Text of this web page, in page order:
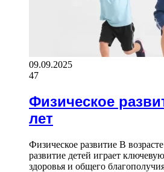
09.09.2025
47
Физическое
лет
Физическое развитие В
развитие детей играет
здоровья и общего